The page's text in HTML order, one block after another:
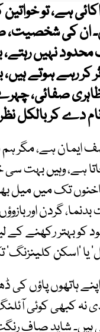
ہے، تو
ان کی شخصیت،
نہیں رہتے،
رہے ہوتے
صفائی،
دے کر بالکل نظر
ہے، مگر ہم
ہے، وہیں بہت
تک میں میل
گردن اور
کو بہتر رکھنے
’اسکن کلینزنگ‘
اپنے ہاتھوں پاؤں
نہ کبھی کوئی
شاید صاف رنگت